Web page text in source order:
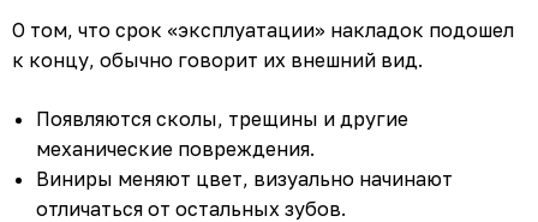
О том, что срок «эксплуатации» накладок подошел
к концу, обычно говорит их внешний вид.
Появляются сколы, трещины и другие
механические повреждения.
Виниры меняют цвет, визуально начинают
отличаться от остальных зубов.